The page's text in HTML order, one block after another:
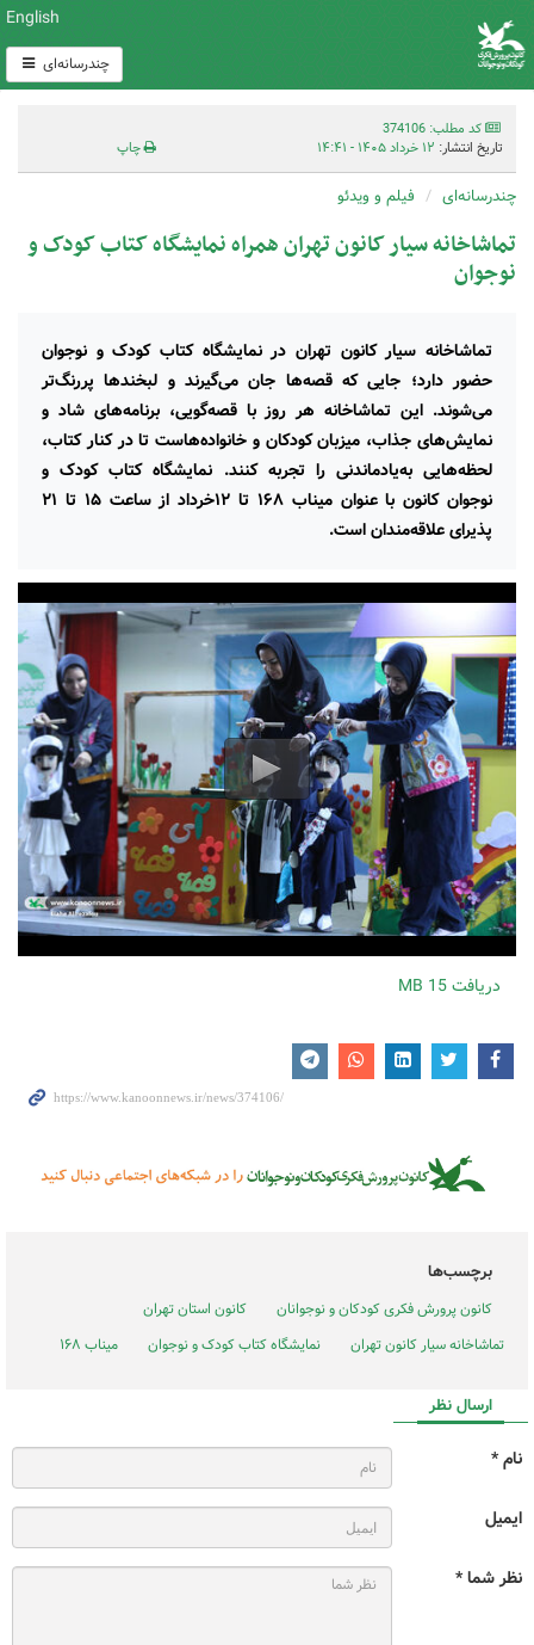
English
چندرسانه‌ای
کد مطلب: 374106
تاریخ انتشار: ۱۲ خرداد ۱۴۰۵ - ۱۴:۴۱ چاپ
چندرسانه‌ای فیلم و ویدئو
تماشاخانه سیار کانون تهران همراه نمایشگاه کتاب کودک و
نوجوان
تماشاخانه سیار کانون تهران در نمایشگاه کتاب کودک و نوجوان
حضور دارد؛ جایی که قصه‌ها جان می‌گیرند و لبخندها پررنگ‌تر
می‌شوند. این تماشاخانه هر روز با قصه‌گویی، برنامه‌های شاد و
نمایش‌های جذاب، میزبان کودکان و خانواده‌هاست تا در کنار کتاب،
لحظه‌هایی به‌یادماندنی را تجربه کنند. نمایشگاه کتاب کودک و
نوجوان کانون با عنوان میناب ۱۶۸ تا ۱۲خرداد از ساعت ۱۵ تا ۲۱
پذیرای علاقه‌مندان است.
دریافت15 MB
برچسب‌ها
کانون پرورش فکری کودکان و نوجوانان
کانون استان تهران
تماشاخانه سیار کانون تهران
نمایشگاه کتاب کودک و نوجوان میناب ۱۶۸
ارسال نظر
نام *
ایمیل
نظر شما *